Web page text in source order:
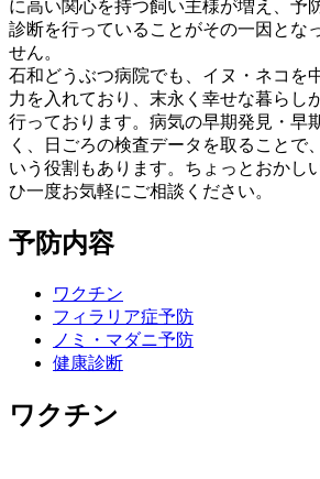
に高い関心を持つ飼い主様が増え、予
診断を行っていることがその一因とな
せん。
石和どうぶつ病院でも、イヌ・ネコを
力を入れており、末永く幸せな暮らし
行っております。病気の早期発見・早
く、日ごろの検査データを取ることで
いう役割もあります。ちょっとおかし
ひ一度お気軽にご相談ください。
予防内容
ワクチン
フィラリア症予防
ノミ・マダニ予防
健康診断
ワクチン